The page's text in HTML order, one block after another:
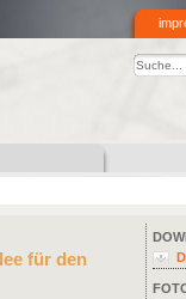
für den